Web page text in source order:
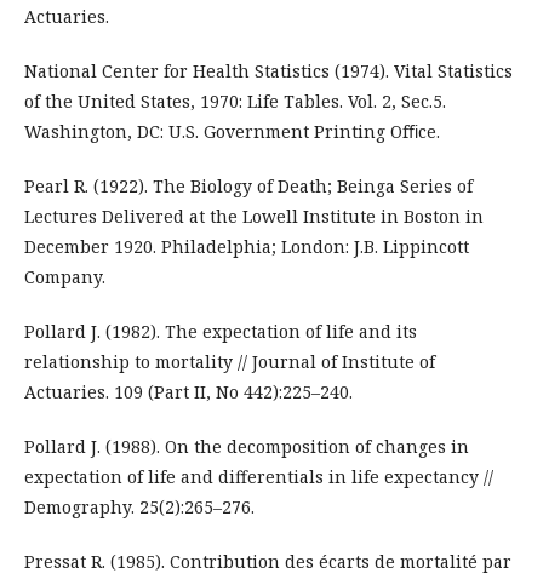
Actuaries.
National Center for Health Statistics (1974). Vital Statistics
of the United States, 1970: Life Tables. Vol. 2, Sec.5.
Washington, DC: U.S. Government Printing Ofﬁce.
Pearl R. (1922). The Biology of Death; Beinga Series of
Lectures Delivered at the Lowell Institute in Boston in
December 1920. Philadelphia; London: J.B. Lippincott
Company.
Pollard J. (1982). The expectation of life and its
relationship to mortality // Journal of Institute of
Actuaries. 109 (Part II, No 442):225–240.
Pollard J. (1988). On the decomposition of changes in
expectation of life and differentials in life expectancy //
Demography. 25(2):265–276.
Pressat R. (1985). Contribution des écarts de mortalité par